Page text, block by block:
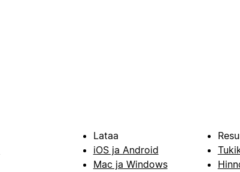
Lataa
iOS ja Android
Mac ja Windows